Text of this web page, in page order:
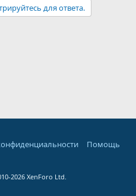
для ответа.
Помощь
2026 XenForo Ltd.